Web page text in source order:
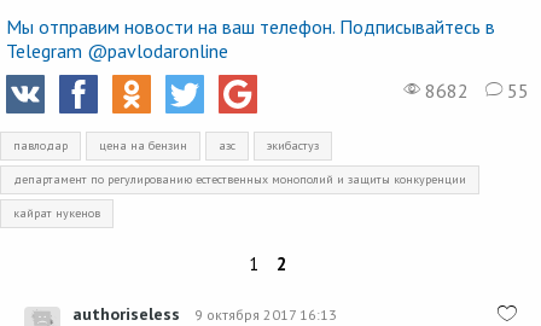
Мы отправим новости на ваш телефон. Подписывайтесь в
Telegram @pavlodaronline
8682
55
павлодар цена на бензин азс экибастуз
департамент по регулированию естественных монополий и защиты конкуренции
кайрат нукенов
1 2
authoriseless 9 октября 2017 16:13